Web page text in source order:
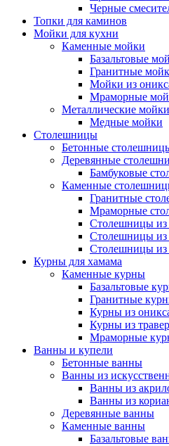
Черные
Топки для каминов
Мойки для кухни
Каменные мойки
Базальтовые
Гранитные
Мойки из
Мраморные
Металлические мойки
Медные мойки
Столешницы
Бетонные
Деревянные
Бамбуковые
Каменные
Гранитные
Мраморные
Столешницы из
Столешницы из
Столешницы из
Курны для хамама
Каменные курны
Базальтовые
Гранитные
Курны из
Курны из
Мраморные
Ванны и купели
Бетонные ванны
Ванны из
Ванны из
Ванны из
Деревянные ванны
Каменные ванны
Базальтовые